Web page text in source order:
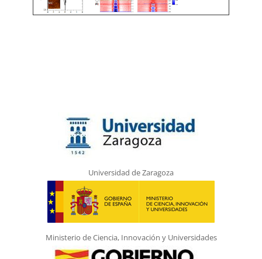
Universidad de Zaragoza
Ministerio de Ciencia, Innovación y Universidades